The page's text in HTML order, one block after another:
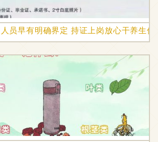
员早有明确界定 持证上岗放心干养生保